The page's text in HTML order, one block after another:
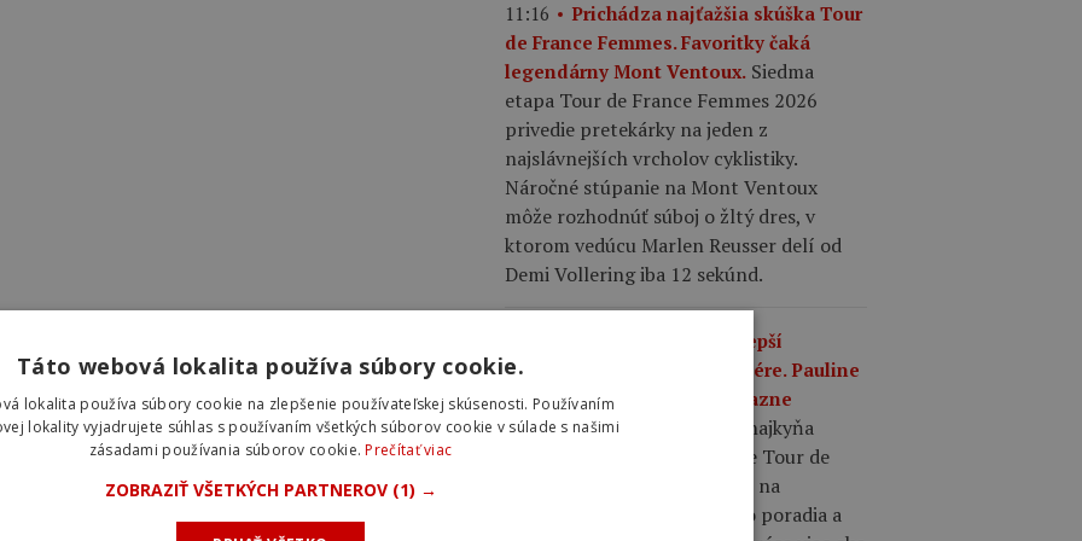
11:16
Prichádza najťažšia skúška Tour
de France Femmes. Favoritky čaká
legendárny Mont Ventoux. Siedma
etapa Tour de France Femmes 2026
privedie pretekárky na jeden z
najslávnejších vrcholov cyklistiky.
Náročné stúpanie na Mont Ventoux
môže rozhodnúť súboj o žltý dres, v
ktorom vedúcu Marlen Reusser delí od
Demi Vollering iba 12 sekúnd.
Nestačil jej ani najlepší
desaťminútový výkon v kariére. Pauline
Ferrand-Prévot na Tour výrazne
zaostáva za súperkami.
Obhajkyňa
prvenstva sa po šiestej etape Tour de
France Femmes nachádza až na
pätnástom mieste celkového poradia a
Táto webová lokalita používa súbory cookie.
lokalita používa súbory cookie na zlepšenie používateľskej skúsenosti. Používaním
lokality vyjadrujete súhlas s používaním všetkých súborov cookie v súlade s našimi
zásadami používania súborov cookie.Prečítať viac
ZOBRAZIŤ VŠETKÝCH PARTNEROV (1) →